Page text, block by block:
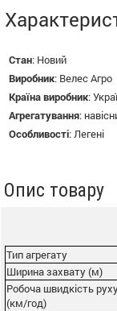
Стан: Новий
Виробник: Велес Агро
Країна виробник:
Агрегатування:
Особливості: Легені
Опис товару
Тип агрегату
Ширина захвату (м)
Робоча швидкість
(км/год)